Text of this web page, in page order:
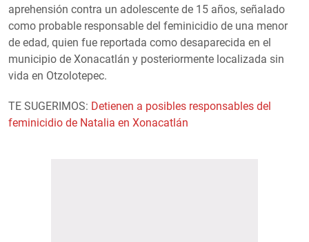
aprehensión contra un adolescente de 15 años, señalado
como probable responsable del feminicidio de una menor
de edad, quien fue reportada como desaparecida en el
municipio de Xonacatlán y posteriormente localizada sin
vida en Otzolotepec.
TE SUGERIMOS: Detienen a posibles responsables del
feminicidio de Natalia en Xonacatlán